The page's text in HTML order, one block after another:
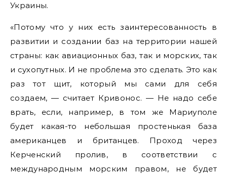
Украины.
«Потому что у них есть заинтересованность в
развитии и создании баз на территории нашей
страны: как авиационных баз, так и морских, так
и сухопутных. И не проблема это сделать. Это как
раз тот щит, который мы сами для себя
создаем, — считает Кривонос. — Не надо себе
врать, если, например, в том же Мариуполе
будет какая-то небольшая простенькая база
американцев и британцев. Проход через
Керченский пролив, в соответствии с
международным морским правом, не будет